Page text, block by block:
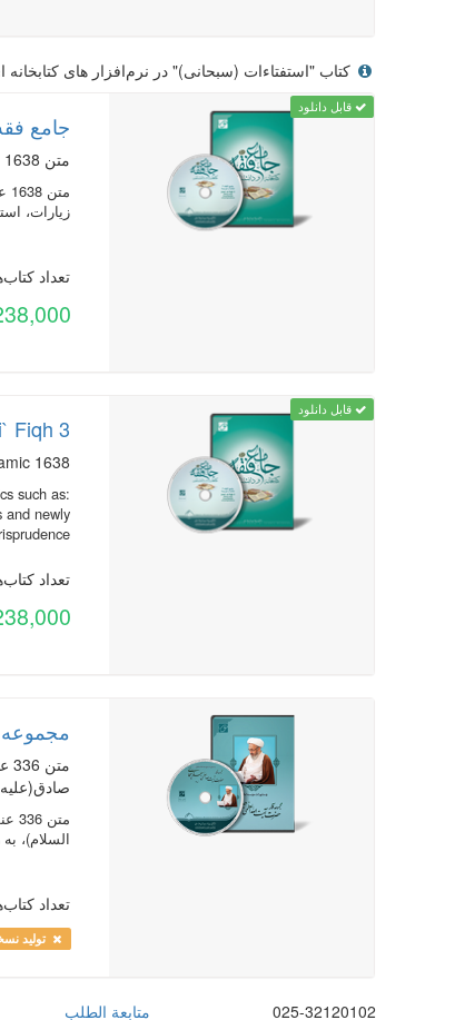
کتاب "استفتاءات (سبحانی)" در نرم‌افزار های کتابخانه
قابل دانلود
جامع فقه 3 (کتابخانه و دانشنامه
متن 1638 عنوان کتاب و رساله در 2858 جلد از منابع مهم در زمينه فقه
زیارات،
تعداد کتاب‌ها:
238,000
قابل دانلود
Fiqh 3
1638 books and epistles in 2858 volumes from among important sources in Islamic
such as:
and newly
تعداد کتاب‌ها:
238,000
مجموعه
السلام)،
تعداد کتاب‌ها:
تولید
025-32120102 متابعة الطلب